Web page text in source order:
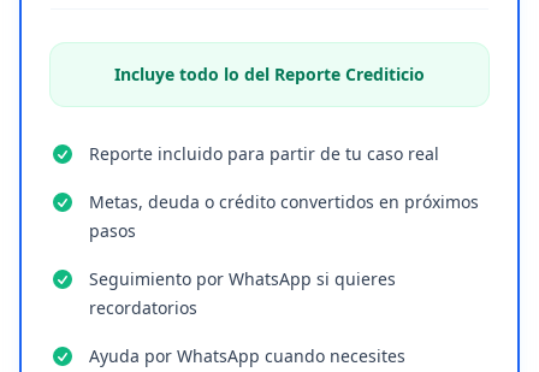
Incluye todo lo del Reporte Crediticio
Reporte incluido para partir de tu caso real
Metas, deuda o crédito convertidos en próximos
pasos
Seguimiento por WhatsApp si quieres
recordatorios
Ayuda por WhatsApp cuando necesites